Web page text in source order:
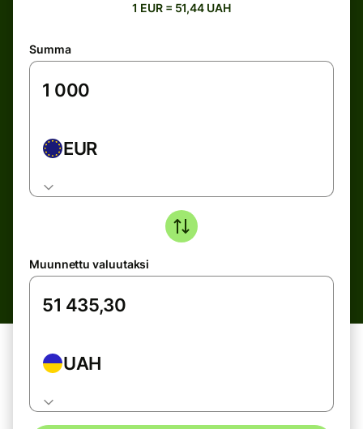
1 EUR = 51,44 UAH
Summa
EUR
Muunnettu valuutaksi
UAH